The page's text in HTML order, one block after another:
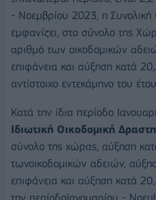
- Νοεμβρίου 2023, η Συνολική
εμφανίζει, στο σύνολο της
αριθμό των οικοδομικών
επιφάνεια και αύξηση κατά
αντίστοιχο εντεκάμηνο του
Κατά την ίδια περίοδο
Ιδιωτική Οικοδομική
σύνολο της χώρας, αύξηση
τωνοικοδομικών αδειών,
επιφάνεια και αύξηση κατά